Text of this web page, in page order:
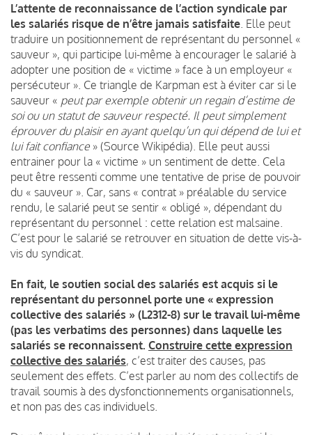
L’attente de reconnaissance de l’action syndicale par
les salariés risque de n’être jamais satisfaite . Elle peut
traduire un positionnement de représentant du personnel «
sauveur », qui participe lui-même à encourager le salarié à
adopter une position de « victime » face à un employeur «
persécuteur ». Ce triangle de Karpman est à éviter car si le
sauveur « peut par exemple obtenir un regain d’estime de
soi ou un statut de sauveur respecté. Il peut simplement
éprouver du plaisir en ayant quelqu’un qui dépend de lui et
lui fait confiance » (Source Wikipédia). Elle peut aussi
entrainer pour la « victime » un sentiment de dette. Cela
peut être ressenti comme une tentative de prise de pouvoir
du « sauveur ». Car, sans « contrat » préalable du service
rendu, le salarié peut se sentir « obligé », dépendant du
représentant du personnel : cette relation est malsaine.
C’est pour le salarié se retrouver en situation de dette vis-à-
vis du syndicat.
En fait, le soutien social des salariés est acquis si le
représentant du personnel porte une « expression
collective des salariés » (L2312-8) sur le travail lui-même
(pas les verbatims des personnes) dans laquelle les
salariés se reconnaissent. Construire cette expression
collective des salariés, c’est traiter des causes, pas
seulement des effets. C’est parler au nom des collectifs de
travail soumis à des dysfonctionnements organisationnels,
et non pas des cas individuels.